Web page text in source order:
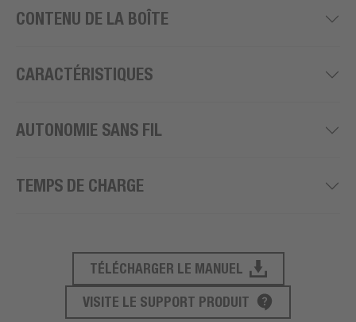
CONTENU DE LA BOÎTE
CARACTÉRISTIQUES
AUTONOMIE SANS FIL
TEMPS DE CHARGE
SUPPORT PRODUIT
TÉLÉCHARGER LE MANUEL
VISITE LE SUPPORT PRODUIT